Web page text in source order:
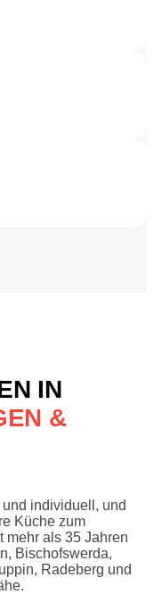
IN
&
individuell, und
Küche zum
mehr als 35 Jahren
Bischofswerda,
Radeberg und